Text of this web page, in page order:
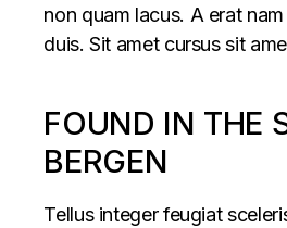
non quam lacus. A erat
duis. Sit amet cursus sit
FOUND IN THE
BERGEN
Tellus integer feugiat